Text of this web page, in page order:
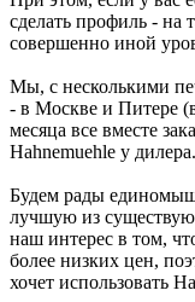
сделать профиль - на
совершенно иной
Мы, с несколькими
- в Москве и Питере
месяца все вместе
Hahnemuehle у дилера.
Будем рады
лучшую из
наш интерес в том,
более низких цен,
хочет использовать